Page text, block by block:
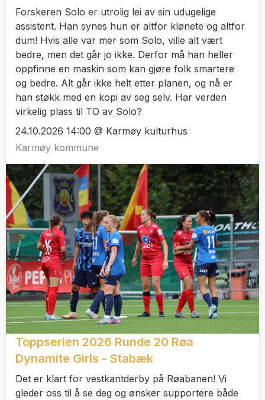
Forskeren Solo er utrolig lei av sin udugelige
assistent. Han synes hun er altfor klønete og altfor
dum! Hvis alle var mer som Solo, ville alt vært
bedre, men det går jo ikke. Derfor må han heller
oppfinne en maskin som kan gjøre folk smartere
og bedre. Alt går ikke helt etter planen, og nå er
han støkk med en kopi av seg selv. Har verden
virkelig plass til TO av Solo?
24.10.2026 14:00 @ Karmøy kulturhus
Karmøy kommune
Toppserien 2026 Runde 20 Røa
Dynamite Girls - Stabæk
Det er klart for vestkantderby på Røabanen! Vi
gleder oss til å se deg og ønsker supportere både